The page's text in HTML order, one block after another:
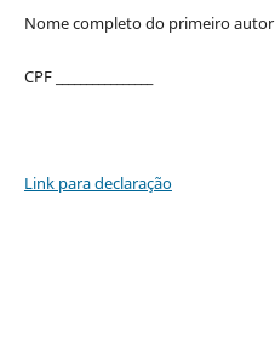
Nome completo do primeiro autor
CPF ________________
Link para declaração